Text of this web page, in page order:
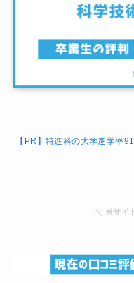
【PR】特進科の大学進学率
＼ 当サイ